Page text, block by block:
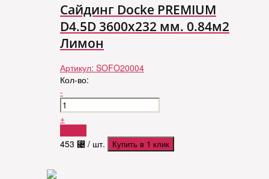
Сайдинг Docke PREMIUM
D4.5D 3600х232 мм. 0.84м2
Лимон
Артикул: SOFO20004
Кол-во:
-
+
453 ⃄ / шт. Купить в 1 клик